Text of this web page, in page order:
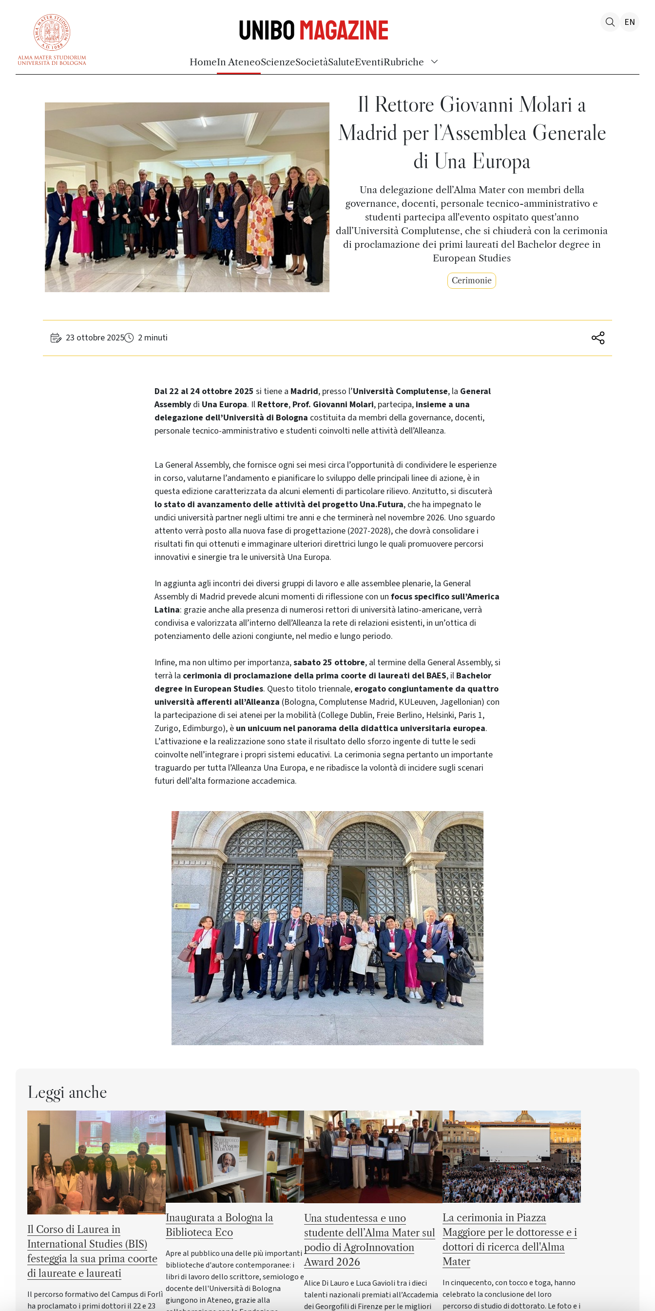
UniboMagazine
HomeIn AteneoScienzeSocietàSaluteEventiRubriche
EN
Il Rettore Giovanni Molari a
Madrid per l’Assemblea Generale
di Una Europa
Una delegazione dell’Alma Mater con membri della
governance, docenti, personale tecnico-amministrativo e
studenti partecipa all'evento ospitato quest'anno
dall’Università Complutense, che si chiuderà con la cerimonia
di proclamazione dei primi laureati del Bachelor degree in
European Studies
Cerimonie
23 ottobre 2025 2 minuti
Dal 22 al 24 ottobre 2025 si tiene a Madrid, presso l’Università Complutense, la General
Assembly di Una Europa. Il Rettore, Prof. Giovanni Molari, partecipa, insieme a una
delegazione dell’Università di Bologna costituita da membri della governance, docenti,
personale tecnico-amministrativo e studenti coinvolti nelle attività dell’Alleanza.
La General Assembly, che fornisce ogni sei mesi circa l’opportunità di condividere le esperienze
in corso, valutarne l’andamento e pianificare lo sviluppo delle principali linee di azione, è in
questa edizione caratterizzata da alcuni elementi di particolare rilievo. Anzitutto, si discuterà
lo stato di avanzamento delle attività del progetto Una.Futura, che ha impegnato le
undici università partner negli ultimi tre anni e che terminerà nel novembre 2026. Uno sguardo
attento verrà posto alla nuova fase di progettazione (2027-2028), che dovrà consolidare i
risultati fin qui ottenuti e immaginare ulteriori direttrici lungo le quali promuovere percorsi
innovativi e sinergie tra le università Una Europa.
In aggiunta agli incontri dei diversi gruppi di lavoro e alle assemblee plenarie, la General
Assembly di Madrid prevede alcuni momenti di riflessione con un focus specifico sull’America
Latina: grazie anche alla presenza di numerosi rettori di università latino-americane, verrà
condivisa e valorizzata all’interno dell’Alleanza la rete di relazioni esistenti, in un’ottica di
potenziamento delle azioni congiunte, nel medio e lungo periodo.
Infine, ma non ultimo per importanza,sabato 25 ottobre, al termine della General Assembly, si
terrà la cerimonia di proclamazione della prima coorte di laureati del BAES, il Bachelor
degree in European Studies. Questo titolo triennale, erogato congiuntamente da quattro
università afferenti all’Alleanza (Bologna, Complutense Madrid, KULeuven, Jagellonian) con
la partecipazione di sei atenei per la mobilità (College Dublin, Freie Berlino, Helsinki, Paris 1,
Zurigo, Edimburgo), è un unicuum nel panorama della didattica universitaria europea.
L’attivazione e la realizzazione sono state il risultato dello sforzo ingente di tutte le sedi
coinvolte nell’integrare i propri sistemi educativi. La cerimonia segna pertanto un importante
traguardo per tutta l’Alleanza Una Europa, e ne ribadisce la volontà di incidere sugli scenari
futuri dell’alta formazione accademica.
Leggi anche
Il Corso di Laurea in
International Studies (BIS)
festeggia la sua prima coorte
di laureate e laureati
Il percorso formativo del Campus di Forlì
ha proclamato i primi dottori il 22 e 23
Inaugurata a Bologna la
Biblioteca Eco
Apre al pubblico una delle più importanti
biblioteche d'autore contemporanee: i
libri di lavoro dello scrittore, semiologo e
docente dell'Università di Bologna
giungono in Ateneo, grazie alla
Una studentessa e uno
studente dell’Alma Mater sul
podio di AgroInnovation
Award 2026
Alice Di Lauro e Luca Gavioli tra i dieci
talenti nazionali premiati all’Accademia
dei Georgofili di Firenze per le migliori
La cerimonia in Piazza
Maggiore per le dottoresse e i
dottori di ricerca dell'Alma
Mater
In cinquecento, con tocco e toga, hanno
celebrato la conclusione del loro
percorso di studio di dottorato. Le foto e i